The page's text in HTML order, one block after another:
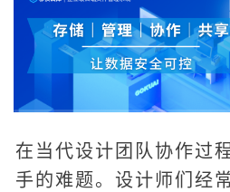
在当代设计团队协作过
手的难题。设计师们经